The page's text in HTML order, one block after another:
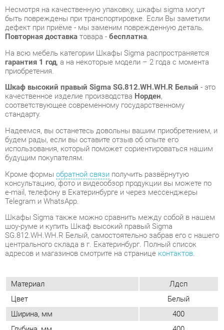
приобретения.
Шкаф высокий правый Sigma SG.812.WH.WH.R Белый- это
качественное изделие производстваНорден
стандарту.
Надеемся, вы останетесь довольны вашим приобретением, и
будем рады, если вы оставите отзыв об опыте его
использования, который поможет сориентироваться нашим
будущим покупателям.
Кроме формы обратной связи получить развёрнутую
консультацию, фото и видеообзор продукции вы можете по
e-mail, телефону в Екатеринбурге и через мессенджеры
Telegram и WhatsApp.
Шкафы Sigma также можно сравнить между собой в нашем
шоу-руме и купить Шкаф высокий правый Sigma
SG.812.WH.WH.R Белый, самостоятельно забрав его с нашего
центрального склада в г. Екатеринбург. Полный список
адресов и магазинов смотрите на страницеконтактов.
Материал
Лдсп
Цвет
Белый
Ширина, мм 400
Глубина, мм
Вес упаковок, кг
44
Объем упаковок, м3
0.108
Фасад
Глухой